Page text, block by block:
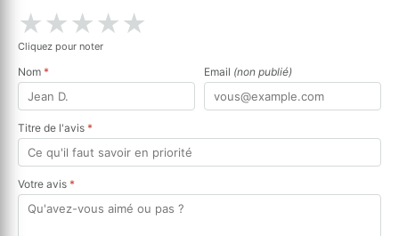
★★★★★
Cliquez pour noter
Nom * Email (non publié)
Titre de l'avis *
Votre avis *